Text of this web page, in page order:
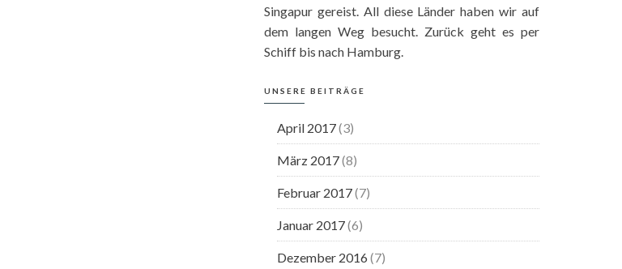
Singapur gereist. All diese Länder haben wir auf
dem langen Weg besucht. Zurück geht es per
Schiff bis nach Hamburg.
UNSERE BEITRÄGE
April 2017(3)
März 2017(8)
Februar 2017(7)
Januar 2017(6)
Dezember 2016 (7)